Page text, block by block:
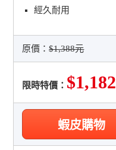
經久耐用
原價：$1,388元
限時特價： $1,182
蝦皮購物